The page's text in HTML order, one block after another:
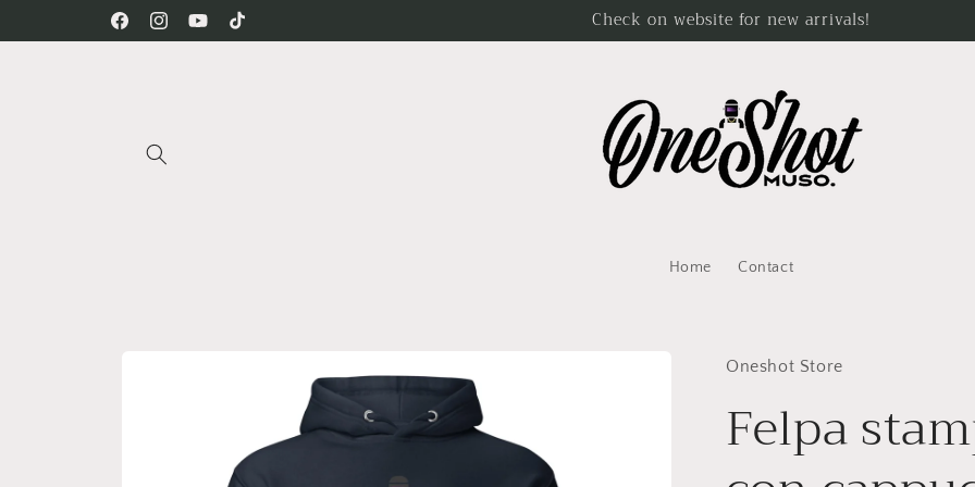
FacebookInstagramYouTubeTikTok Check on website for new arrivals!
Home Contact
Oneshot Store
Felpa